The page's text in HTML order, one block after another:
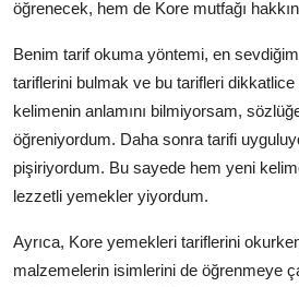
öğrenecek, hem de Kore mutfağı
Benim tarif okuma yöntemi, en
tariflerini bulmak ve bu tarifleri dikkatlice
kelimenin anlamını bilmiyorsam,
öğreniyordum. Daha sonra tarifi
pişiriyordum. Bu sayede hem yeni
lezzetli yemekler yiyordum.
Ayrıca, Kore yemekleri tariflerini
malzemelerin isimlerini de öğrenmeye